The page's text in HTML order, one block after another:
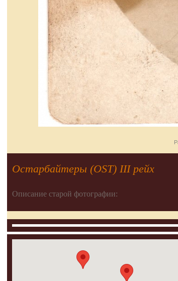
Остарбайтеры (OST) III рейх
Описание старой фотографии: